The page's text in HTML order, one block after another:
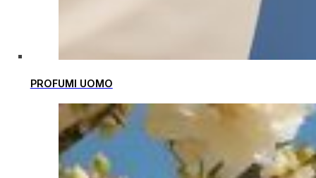
PROFUMI UOMO